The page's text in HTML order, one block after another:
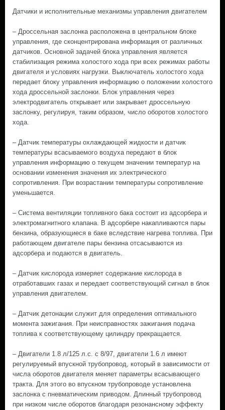
Датчики и исполнительные механизмы управления двигателем
– Дроссельная заслонка расположена в центральном блоке
управления, где сконцентрирована информация от различных
датчиков. Основной задачей блока управления является
стабилизация режима холостого хода при всех режимах работы
двигателя и условиях нагрузки. Выключатель холостого хода
передает блоку управления информацию о положении холостого
хода дроссельной заслонки. Блок управления через
электродвигатель открывает или закрывает дроссельную
заслонку, регулируя, таким образом, число оборотов холостого
хода.
– Датчик температуры охлаждающей жидкости и датчик
температуры всасываемого воздуха передают в блок
управления информацию о текущем значении температур на
основании изменения значения их электрического
сопротивления. При возрастании температуры сопротивление
уменьшается.
– Система вентиляции топливного бака состоит из адсорбера и
электромагнитного клапана. В адсорбере накапливаются пары
бензина, образующиеся в баке вследствие нагрева топлива. При
работающем двигателе пары бензина отсасываются из
адсорбера и подаются в двигатель.
– Датчик кислорода измеряет содержание кислорода в
отработавших газах и передает соответствующий сигнал в блок
управления двигателем.
– Датчик детонации служит для определения оптимального
момента зажигания. При неисправностях зажигания подача
топлива к соответствующему цилиндру прекращается.
– Двигатели 1.8 л/125 л.с. с 8/97, двигатели 1.6 л имеют
регулируемый впускной трубопровод, который в зависимости от
числа оборотов двигателя меняет параметры всасывающего
тракта. Для этого во впускном трубопроводе установлена
заслонка с пневматическим приводом. Длинный трубопровод
при низком числе оборотов благодаря резонансному эффекту